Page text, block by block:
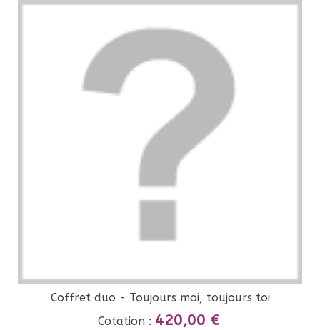
Coffret duo - Toujours moi, toujours toi
Cotation : 420,00 €